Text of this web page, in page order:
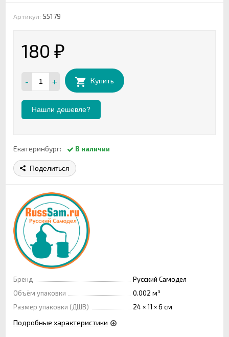
Артикул: S5179
180 ₽
- + Купить
Нашли дешевле?
Екатеринбург: В наличии
Поделиться
Бренд
Русский Самодел
Объём упаковки
0.002 м³
Размер упаковки (ДШВ)
24 × 11 × 6 см
Подробные характеристики